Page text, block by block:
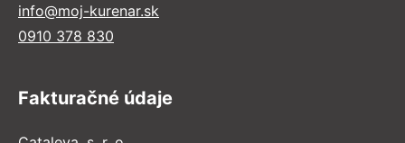
info@moj-kurenar.sk
0910 378 830
Fakturačné údaje